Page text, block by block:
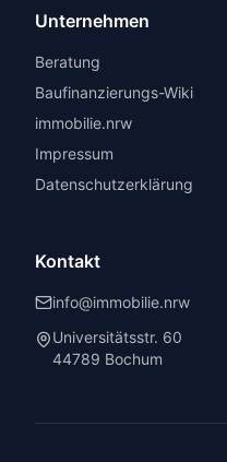
Unternehmen
Beratung
Baufinanzierungs-Wiki
immobilie.nrw
Impressum
Datenschutzerklärung
Kontakt
info@immobilie.nrw
Universitätsstr. 60
44789 Bochum